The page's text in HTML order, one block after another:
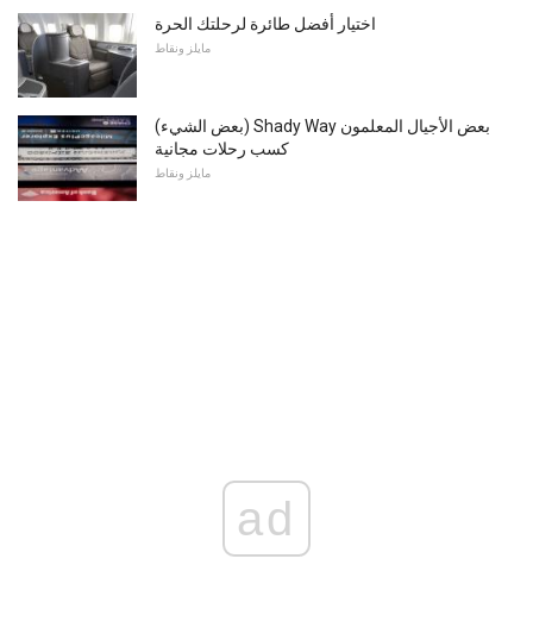
اختيار أفضل طائرة لرحلتك الحرة
مايلز ونقاط
(بعض الشيء) Shady Way بعض الأجيال المعلمون
كسب رحلات مجانية
مايلز ونقاط
ad